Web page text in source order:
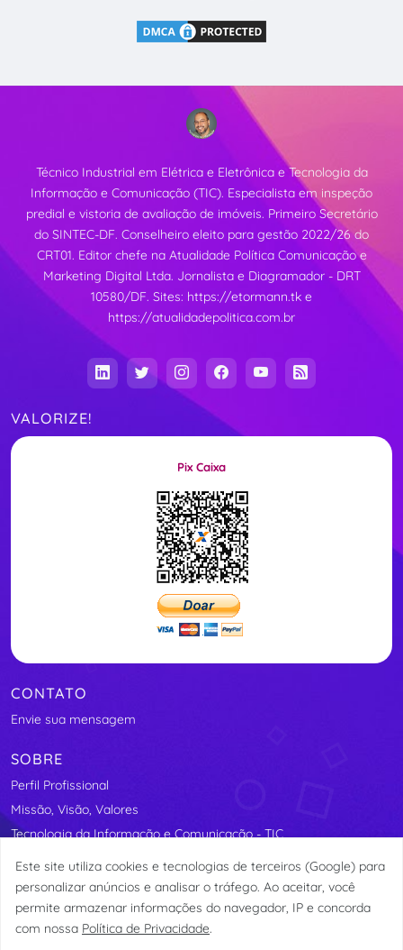
Técnico Industrial em Elétrica e Eletrônica e Tecnologia da
Informação e Comunicação (TIC). Especialista em inspeção
predial e vistoria de avaliação de imóveis. Primeiro Secretário
do SINTEC-DF. Conselheiro eleito para gestão 2022/26 do
CRT01. Editor chefe na Atualidade Política Comunicação e
Marketing Digital Ltda. Jornalista e Diagramador - DRT
10580/DF. Sites: https://etormann.tk e
https://atualidadepolitica.com.br
VALORIZE!
Pix Caixa
CONTATO
Envie sua mensagem
SOBRE
Perfil Profissional
Missão, Visão, Valores
Tecnologia da Informação e Comunicação - TIC
Segurança Elétrica
Assosindicos - Associação de Síndicos do Distrito Federal
Este site utiliza cookies e tecnologias de terceiros (Google) para
personalizar anúncios e analisar o tráfego. Ao aceitar, você
permite armazenar informações do navegador, IP e concorda
com nossa Política de Privacidade.